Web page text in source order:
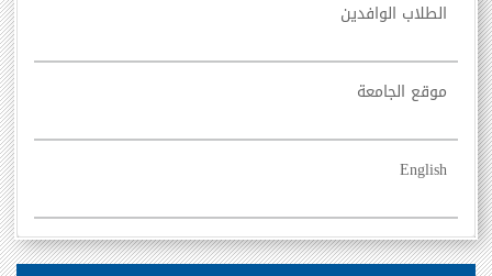
الطلاب الوافدين
موقع الجامعة
English